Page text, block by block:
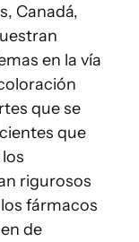
Canadá,
en la vía
que se
que
rigurosos
fármacos
de